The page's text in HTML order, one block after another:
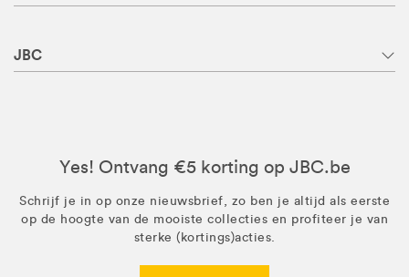
JBC
Yes! Ontvang €5 korting op JBC.be
Schrijf je in op onze nieuwsbrief, zo ben je altijd als eerste
op de hoogte van de mooiste collecties en profiteer je van
sterke (kortings)acties.